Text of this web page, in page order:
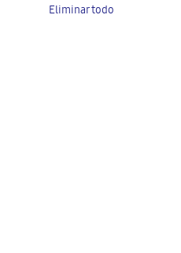
artículo
Eliminar todo